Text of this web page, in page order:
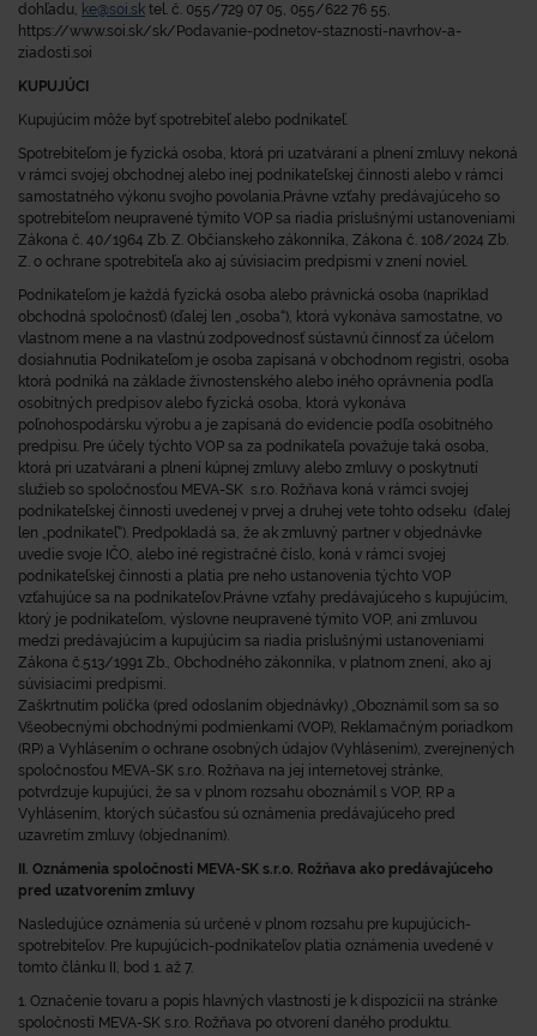
dohľadu, ke@soi.sk tel. č. 055/729 07 05, 055/622 76 55,
https://www.soi.sk/sk/Podavanie-podnetov-staznosti-navrhov-a-
ziadosti.soi
KUPUJÚCI
Kupujúcim môže byť spotrebiteľ alebo podnikateľ.
Spotrebiteľom je fyzická osoba, ktorá pri uzatváraní a plnení zmluvy nekoná
v rámci svojej obchodnej alebo inej podnikateľskej činnosti alebo v rámci
samostatného výkonu svojho povolania.Právne vzťahy predávajúceho so
spotrebiteľom neupravené týmito VOP sa riadia príslušnými ustanoveniami
Zákona č. 40/1964 Zb. Z. Občianskeho zákonníka, Zákona č. 108/2024 Zb.
Z. o ochrane spotrebiteľa ako aj súvisiacim predpismi v znení noviel.
Podnikateľom je každá fyzická osoba alebo právnická osoba (napríklad
obchodná spoločnosť) (ďalej len „osoba“), ktorá vykonáva samostatne, vo
vlastnom mene a na vlastnú zodpovednosť sústavnú činnosť za účelom
dosiahnutia Podnikateľom je osoba zapísaná v obchodnom registri, osoba
ktorá podniká na základe živnostenského alebo iného oprávnenia podľa
osobitných predpisov alebo fyzická osoba, ktorá vykonáva
poľnohospodársku výrobu a je zapísaná do evidencie podľa osobitného
predpisu. Pre účely týchto VOP sa za podnikateľa považuje taká osoba,
ktorá pri uzatváraní a plnení kúpnej zmluvy alebo zmluvy o poskytnutí
služieb so spoločnosťou MEVA-SK s.r.o. Rožňava koná v rámci svojej
podnikateľskej činnosti uvedenej v prvej a druhej vete tohto odseku (ďalej
len „podnikateľ“). Predpokladá sa, že ak zmluvný partner v objednávke
uvedie svoje IČO, alebo iné registračné číslo, koná v rámci svojej
podnikateľskej činnosti a platia pre neho ustanovenia týchto VOP
vzťahujúce sa na podnikateľov.Právne vzťahy predávajúceho s kupujúcim,
ktorý je podnikateľom, výslovne neupravené týmito VOP, ani zmluvou
medzi predávajúcim a kupujúcim sa riadia príslušnými ustanoveniami
Zákona č.513/1991 Zb., Obchodného zákonníka, v platnom znení, ako aj
súvisiacimi predpismi.
Zaškrtnutím políčka (pred odoslaním objednávky) „Oboznámil som sa so
Všeobecnými obchodnými podmienkami (VOP), Reklamačným poriadkom
(RP) a Vyhlásením o ochrane osobných údajov (Vyhlásením), zverejnených
spoločnosťou MEVA-SK s.r.o. Rožňava na jej internetovej stránke,
potvrdzuje kupujúci, že sa v plnom rozsahu oboznámil s VOP, RP a
Vyhlásením, ktorých súčasťou sú oznámenia predávajúceho pred
uzavretím zmluvy (objednaním).
II. Oznámenia spoločnosti MEVA-SK s.r.o. Rožňava ako predávajúceho
pred uzatvorením zmluvy
Nasledujúce oznámenia sú určené v plnom rozsahu pre kupujúcich-
spotrebiteľov. Pre kupujúcich-podnikateľov platia oznámenia uvedené v
tomto článku II, bod 1. až 7.
1. Označenie tovaru a popis hlavných vlastností je k dispozícii na stránke
spoločnosti MEVA-SK s.r.o. Rožňava po otvorení daného produktu.